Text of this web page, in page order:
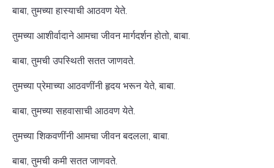
बाबा, तुमच्या हास्याची आठवण येते.
तुमच्या आशीर्वादाने आमचा जीवन मार्गदर्शन होतो, बाबा.
बाबा, तुमची उपस्थिती सतत जाणवते.
तुमच्या प्रेमाच्या आठवणींनी हृदय भरून येते, बाबा.
बाबा, तुमच्या सहवासाची आठवण येते.
तुमच्या शिकवणींनी आमचा जीवन बदलला, बाबा.
बाबा, तुमची कमी सतत जाणवते.